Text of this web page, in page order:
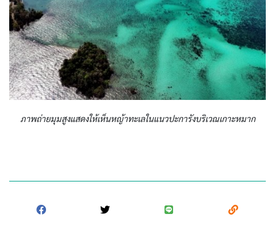
ภาพถ่ายมุมสูงแสดงให้เห็นหญ้าทะเลในแนวปะการังบริเวณเกาะหมาก